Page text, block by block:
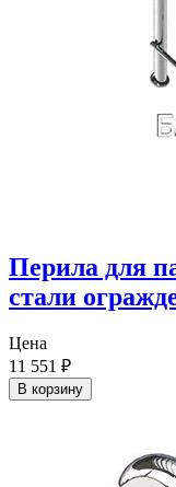
Перила для
стали
Цена
11 551 ₽
В корзину